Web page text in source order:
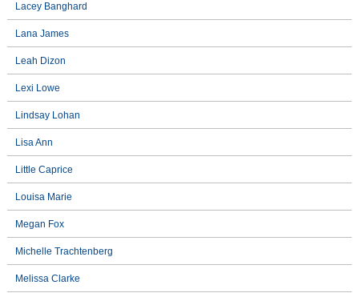
Lacey Banghard
Lana James
Leah Dizon
Lexi Lowe
Lindsay Lohan
Lisa Ann
Little Caprice
Louisa Marie
Megan Fox
Michelle Trachtenberg
Melissa Clarke